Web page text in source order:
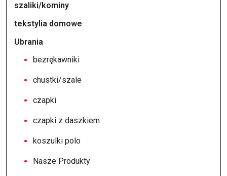
szaliki/kominy
tekstylia domowe
Ubrania
bezrękawniki
chustki/szale
czapki
czapki z daszkiem
koszulki polo
Nasze Produkty